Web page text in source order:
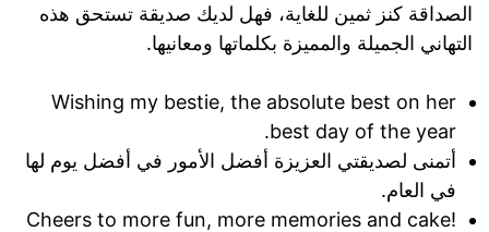
الصداقة كنز ثمين للغاية، فهل لديك صديقة تستحق هذه
التهاني الجميلة والمميزة بكلماتها ومعانيها.
Wishing my bestie, the absolute best on her
best day of the year.
أتمنى لصديقتي العزيزة أفضل الأمور في أفضل يوم لها
في العام.
Cheers to more fun, more memories and cake!